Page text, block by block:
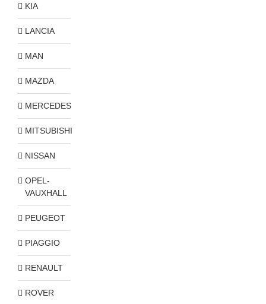
KIA
LANCIA
MAN
MAZDA
MERCEDES
MITSUBISHI
NISSAN
OPEL-
VAUXHALL
PEUGEOT
PIAGGIO
RENAULT
ROVER